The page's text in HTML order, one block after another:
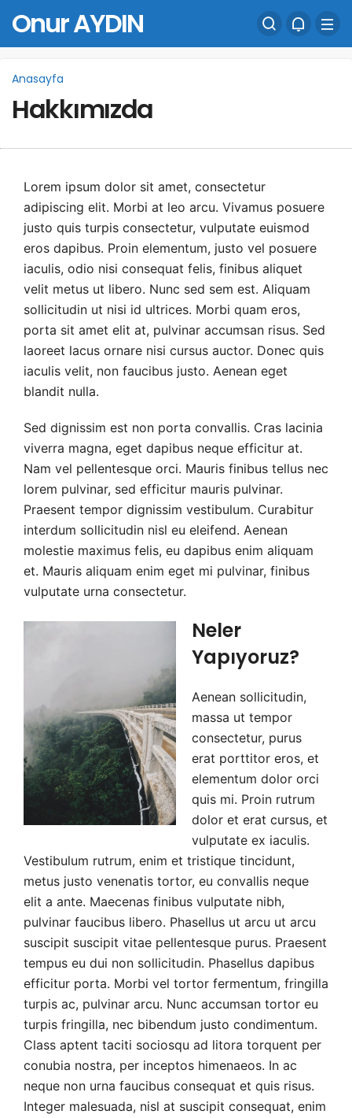
Onur AYDIN
Anasayfa
Hakkımızda
Lorem ipsum dolor sit amet, consectetur
adipiscing elit. Morbi at leo arcu. Vivamus posuere
justo quis turpis consectetur, vulputate euismod
eros dapibus. Proin elementum, justo vel posuere
iaculis, odio nisi consequat felis, finibus aliquet
velit metus ut libero. Nunc sed sem est. Aliquam
sollicitudin ut nisi id ultrices. Morbi quam eros,
porta sit amet elit at, pulvinar accumsan risus. Sed
laoreet lacus ornare nisi cursus auctor. Donec quis
iaculis velit, non faucibus justo. Aenean eget
blandit nulla.
Sed dignissim est non porta convallis. Cras lacinia
viverra magna, eget dapibus neque efficitur at.
Nam vel pellentesque orci. Mauris finibus tellus nec
lorem pulvinar, sed efficitur mauris pulvinar.
Praesent tempor dignissim vestibulum. Curabitur
interdum sollicitudin nisl eu eleifend. Aenean
molestie maximus felis, eu dapibus enim aliquam
et. Mauris aliquam enim eget mi pulvinar, finibus
vulputate urna consectetur.
Neler
Yapıyoruz?
Aenean sollicitudin,
massa ut tempor
consectetur, purus
erat porttitor eros, et
elementum dolor orci
quis mi. Proin rutrum
dolor et erat cursus, et
vulputate ex iaculis.
Vestibulum rutrum, enim et tristique tincidunt,
metus justo venenatis tortor, eu convallis neque
elit a ante. Maecenas finibus vulputate nibh,
pulvinar faucibus libero. Phasellus ut arcu ut arcu
suscipit suscipit vitae pellentesque purus. Praesent
tempus eu dui non sollicitudin. Phasellus dapibus
efficitur porta. Morbi vel tortor fermentum, fringilla
turpis ac, pulvinar arcu. Nunc accumsan tortor eu
turpis fringilla, nec bibendum justo condimentum.
Class aptent taciti sociosqu ad litora torquent per
conubia nostra, per inceptos himenaeos. In ac
neque non urna faucibus consequat et quis risus.
Integer malesuada, nisl at suscipit consequat, enim